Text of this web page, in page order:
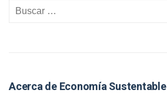
Acerca de Economía Sustentable